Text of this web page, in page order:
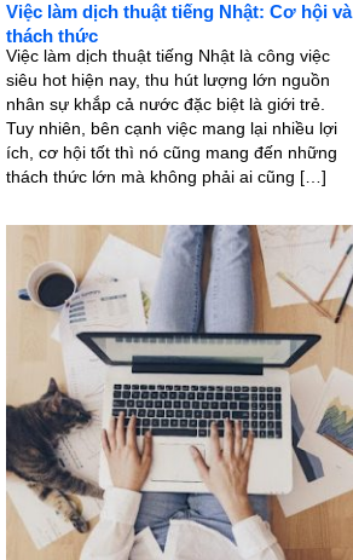
Việc làm dịch thuật tiếng Nhật: Cơ hội và
thách thức
Việc làm dịch thuật tiếng Nhật là công việc
siêu hot hiện nay, thu hút lượng lớn nguồn
nhân sự khắp cả nước đặc biệt là giới trẻ.
Tuy nhiên, bên cạnh việc mang lại nhiều lợi
ích, cơ hội tốt thì nó cũng mang đến những
thách thức lớn mà không phải ai cũng […]